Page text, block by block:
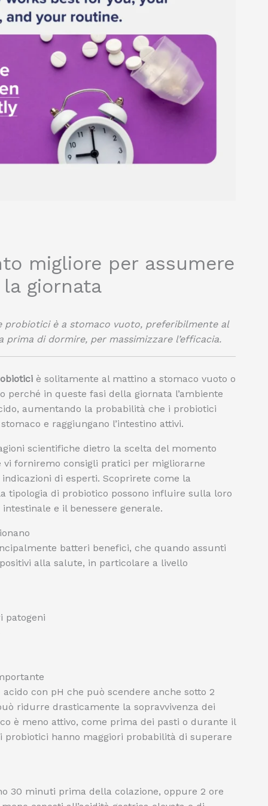
migliore per assumere
giornata
probiotici è a stomaco vuoto, preferibilmente al
di dormire, per massimizzare l’efficacia.
è solitamente al mattino a stomaco vuoto o
perché in queste fasi della giornata l’ambiente
aumentando la probabilità che i probiotici
e raggiungano l’intestino attivi.
scientifiche dietro la scelta del momento
vi forniremo consigli pratici per migliorarne
di esperti. Scoprirete come la
tipologia di probiotico possono influire sulla loro
e il benessere generale.
batteri benefici, che quando assunti
alla salute, in particolare a livello
patogeni
con pH che può scendere anche sotto 2
ridurre drasticamente la sopravvivenza dei
è meno attivo, come prima dei pasti o durante il
hanno maggiori probabilità di superare
30 minuti prima della colazione, oppure 2 ore